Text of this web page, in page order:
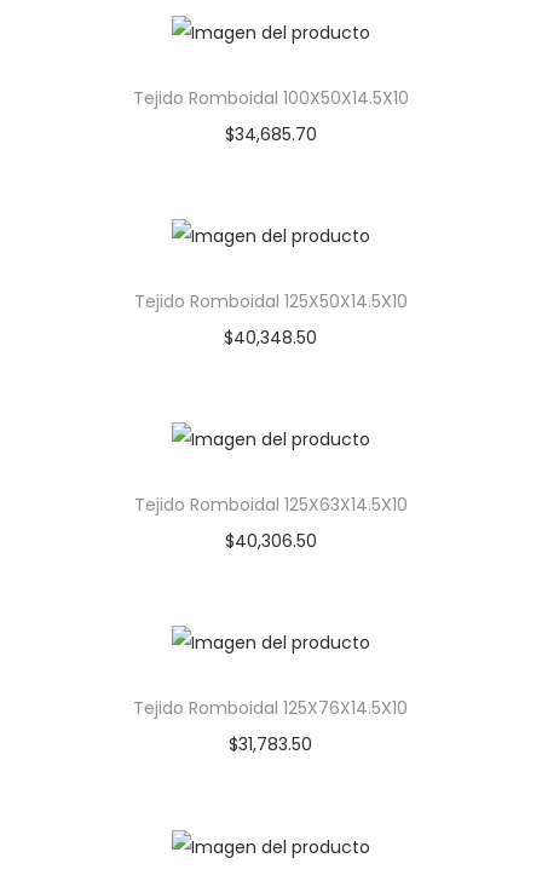
Tejido Romboidal 100X50X14.5X10
$34,685.70
Tejido Romboidal 125X50X14.5X10
$40,348.50
Tejido Romboidal 125X63X14.5X10
$40,306.50
Tejido Romboidal 125X76X14.5X10
$31,783.50